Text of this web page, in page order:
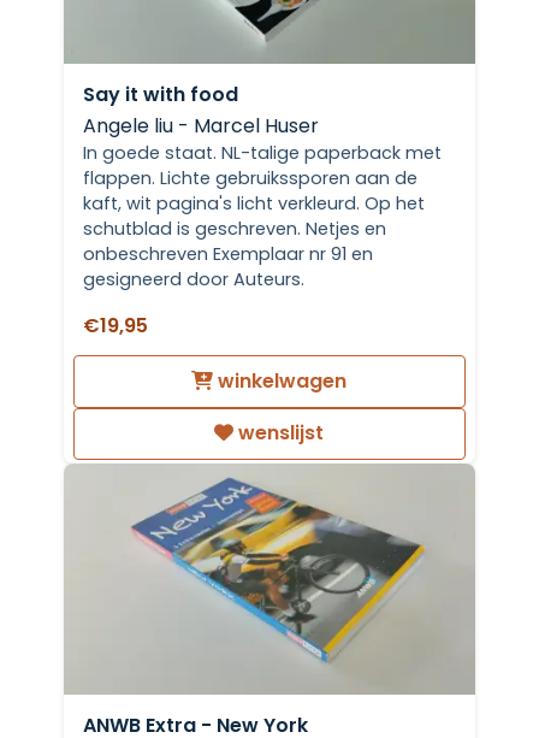
Say it with food
Angele liu - Marcel Huser
In goede staat. NL-talige paperback met
flappen. Lichte gebruikssporen aan de
kaft, wit pagina's licht verkleurd. Op het
schutblad is geschreven. Netjes en
onbeschreven Exemplaar nr 91 en
gesigneerd door Auteurs.
€19,95
winkelwagen
wenslijst
ANWB Extra - New York